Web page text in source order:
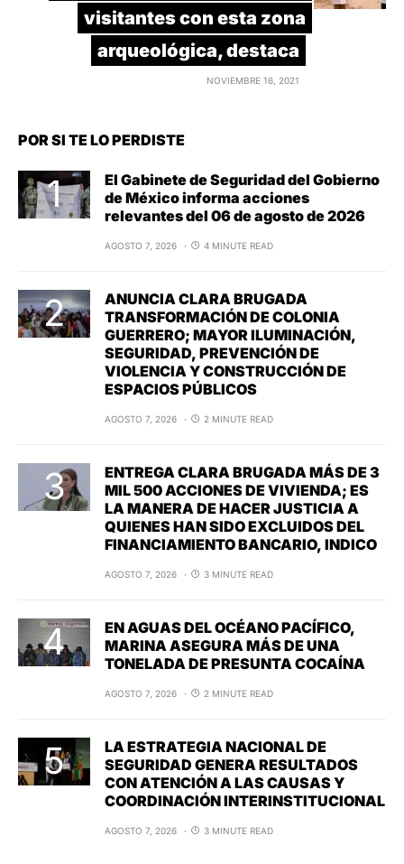
visitantes con esta zona
arqueológica, destaca
NOVIEMBRE 16, 2021
POR SI TE LO PERDISTE
El Gabinete de Seguridad del Gobierno
de México informa acciones
relevantes del 06 de agosto de 2026
AGOSTO 7, 2026 4 MINUTE READ
ANUNCIA CLARA BRUGADA
TRANSFORMACIÓN DE COLONIA
GUERRERO; MAYOR ILUMINACIÓN,
SEGURIDAD, PREVENCIÓN DE
VIOLENCIA Y CONSTRUCCIÓN DE
ESPACIOS PÚBLICOS
AGOSTO 7, 2026 2 MINUTE READ
ENTREGA CLARA BRUGADA MÁS DE 3
MIL 500 ACCIONES DE VIVIENDA; ES
LA MANERA DE HACER JUSTICIA A
QUIENES HAN SIDO EXCLUIDOS DEL
FINANCIAMIENTO BANCARIO, INDICO
AGOSTO 7, 2026 3 MINUTE READ
EN AGUAS DEL OCÉANO PACÍFICO,
MARINA ASEGURA MÁS DE UNA
TONELADA DE PRESUNTA COCAÍNA
AGOSTO 7, 2026 2 MINUTE READ
LA ESTRATEGIA NACIONAL DE
SEGURIDAD GENERA RESULTADOS
CON ATENCIÓN A LAS CAUSAS Y
COORDINACIÓN INTERINSTITUCIONAL
AGOSTO 7, 2026 3 MINUTE READ